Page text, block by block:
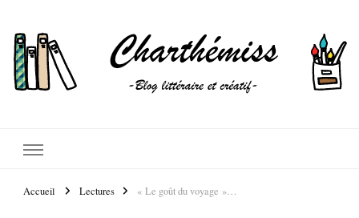
Accueil Lectures « Le goût du voyage »…